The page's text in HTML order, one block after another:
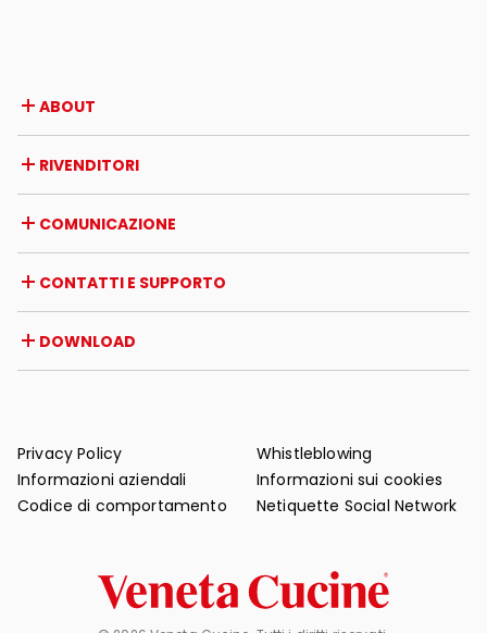
ABOUT
Premi e riconoscimenti
Opportunità di lavoro
Certificazioni
RIVENDITORI
Estero
Iniziative dei rivenditori
COMUNICAZIONE
News
Rassegna stampa
CONTATTI E SUPPORTO
Garanzia
Supporto post-vendita
DOWNLOAD
Privacy Policy
Informazioni aziendali
Codice di comportamento
Whistleblowing
Informazioni sui cookies
Netiquette Social Network